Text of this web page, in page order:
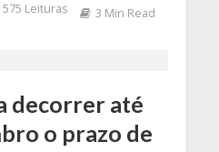
575 Leituras 3 Min Read
decorrer até
o prazo de